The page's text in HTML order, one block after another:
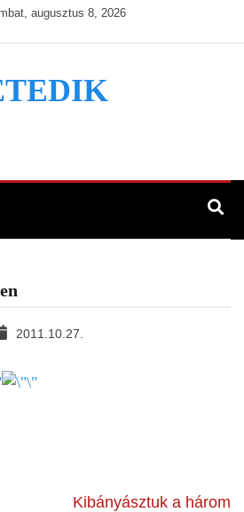
augusztus 8, 2026
2011.10.27.
Kibányásztuk a három